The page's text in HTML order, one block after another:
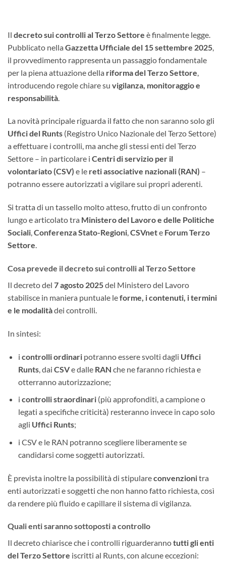
Il decreto sui controlli al Terzo Settore è finalmente legge.
Pubblicato nella Gazzetta Ufficiale del 15 settembre 2025
il provvedimento rappresenta un passaggio fondamentale
per la piena attuazione della riforma del Terzo Settore
introducendo regole chiare su vigilanza, monitoraggio e
responsabilità
La novità principale riguarda il fatto che non saranno solo gli
Uffici del Runts (Registro Unico Nazionale del Terzo Settore)
a effettuare i controlli, ma anche gli stessi enti del Terzo
Settore – in particolare i Centri di servizio per il
volontariato (CSV) e le reti associative nazionali (RAN) –
potranno essere autorizzati a vigilare sui propri aderenti.
Si tratta di un tassello molto atteso, frutto di un confronto
lungo e articolato tra Ministero del Lavoro e delle Politiche
Sociali,Conferenza Stato-Regioni,CSVnete Forum Terzo
Settore.
Cosa prevede il decreto sui controlli al Terzo Settore
Il decreto del 7 agosto 2025del Ministero del Lavoro
stabilisce in maniera puntuale leforme, i contenuti, i termini
e le modalitàdei controlli.
In sintesi:
i controlli ordinaripotranno essere svolti dagli Uffici
Runts, dai CSVe dalle RAN che ne faranno richiesta e
otterranno autorizzazione;
i controlli straordinari(più approfonditi, a campione o
legati a specifiche criticità) resteranno invece in capo solo
agli Uffici Runts;
i CSV e le RAN potranno scegliere liberamente se
candidarsi come soggetti autorizzati.
È prevista inoltre la possibilità di stipulareconvenzionitra
enti autorizzati e soggetti che non hanno fatto richiesta, così
da rendere più fluido e capillare il sistema di vigilanza.
Quali enti saranno sottoposti a controllo
Il decreto chiarisce che i controlli riguarderannotutti gli enti
del Terzo Settore iscritti al Runts, con alcune eccezioni: